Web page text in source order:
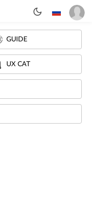
GUIDE
UX CAT